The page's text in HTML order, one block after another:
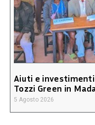
Aiuti e
Tozzi Green in
5 Agosto 2026